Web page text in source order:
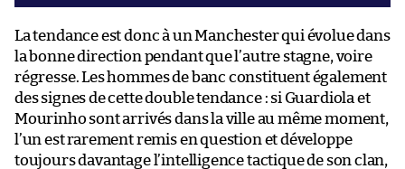
La tendance est donc à un Manchester qui évolue dans
la bonne direction pendant que l’autre stagne, voire
régresse. Les hommes de banc constituent également
des signes de cette double tendance : si Guardiola et
Mourinho sont arrivés dans la ville au même moment,
l’un est rarement remis en question et développe
toujours davantage l’intelligence tactique de son clan,